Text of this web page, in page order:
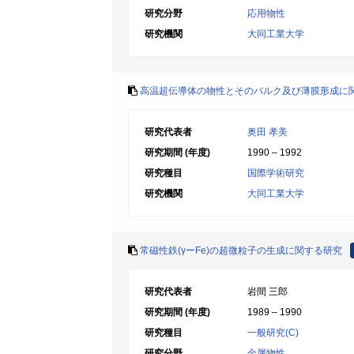
研究分野
応用物性
研究機関
大同工業大学
高温超伝導体の物性とそのバルク及び薄膜形成に
研究代表者
奥田 孝美
研究期間 (年度)
1990 – 1992
研究種目
国際学術研究
研究機関
大同工業大学
常磁性鉄(γーFe)の超微粒子の生成に関する研究
研究代表者
岩間 三郎
研究期間 (年度)
1989 – 1990
研究種目
一般研究(C)